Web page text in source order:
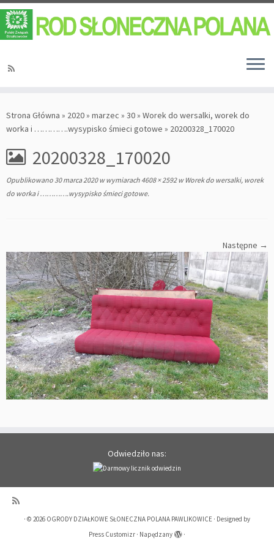
Strona Główna » 2020» marzec » 30» Worek do wersalki, worek do
worka i ………….wysypisko śmieci gotowe » 20200328_170020
20200328_170020
Opublikowano 30 marca 2020w wymiarach 4608 × 2592wWorek do wersalki, worek
do worka i ………….wysypisko śmieci gotowe.
Następne →
Odwiedziło nas:
· © 2026 OGRODY DZIAŁKOWE SŁONECZNA POLANA PAWLIKOWICE · Designed by
Press Customizr · Napędzany ·